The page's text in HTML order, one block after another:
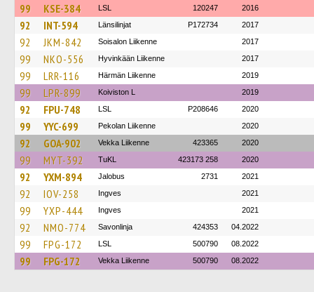
99 KSE-384 LSL 120247 2016
92 INT-594 Länsilinjat P172734 2017
92 JKM-842 Soisalon Liikenne 2017
99 NKO-556 Hyvinkään Liikenne 2017
99 LRR-116 Härmän Liikenne 2019
99 LPR-899 Koiviston L 2019
92 FPU-748 LSL P208646 2020
99 YYC-699 Pekolan Liikenne 2020
92 GOA-902 Vekka Liikenne 423365 2020
99 MYT-392 TuKL 423173 258 2020
92 YXM-894 Jalobus 2731 2021
92 IOV-258 Ingves 2021
99 YXP-444 Ingves 2021
92 NMO-774 Savonlinja 424353 04.2022
99 FPG-172 LSL 500790 08.2022
99 FPG-172 Vekka Liikenne 500790 08.2022